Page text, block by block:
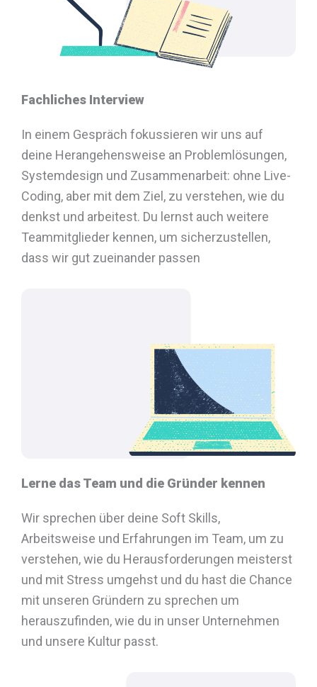
Fachliches Interview
In einem Gespräch fokussieren wir uns auf
deine Herangehensweise an Problemlösungen,
Systemdesign und Zusammenarbeit: ohne Live-
Coding, aber mit dem Ziel, zu verstehen, wie du
denkst und arbeitest. Du lernst auch weitere
Teammitglieder kennen, um sicherzustellen,
dass wir gut zueinander passen
Lerne das Team und die Gründer kennen
Wir sprechen über deine Soft Skills,
Arbeitsweise und Erfahrungen im Team, um zu
verstehen, wie du Herausforderungen meisterst
und mit Stress umgehst und du hast die Chance
mit unseren Gründern zu sprechen um
herauszufinden, wie du in unser Unternehmen
und unsere Kultur passt.